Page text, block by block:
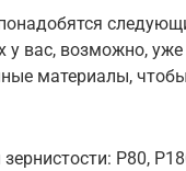
у вас, возможно,
материалы,
P80,